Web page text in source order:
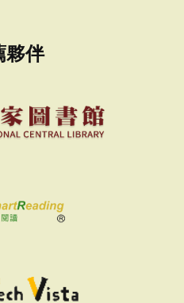
夥伴